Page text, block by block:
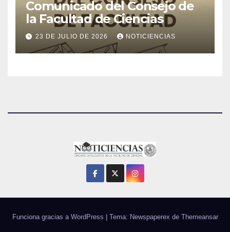
Comunicado del Consejo de
la Facultad de Ciencias
23 DE JULIO DE 2026 NOTICIENCIAS
Funciona gracias a WordPress Tema: Newspaperex de Themeansar